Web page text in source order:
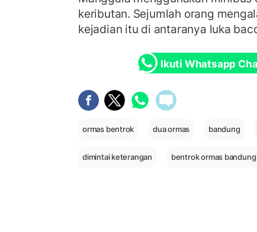
keributan. Sejumlah orang
kejadian itu di antaranya luka
Ikuti Whatsapp
ormas bentrok dua ormas bandung
dimintai keterangan bentrok ormas bandung